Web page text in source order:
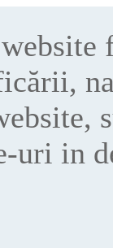
uri in